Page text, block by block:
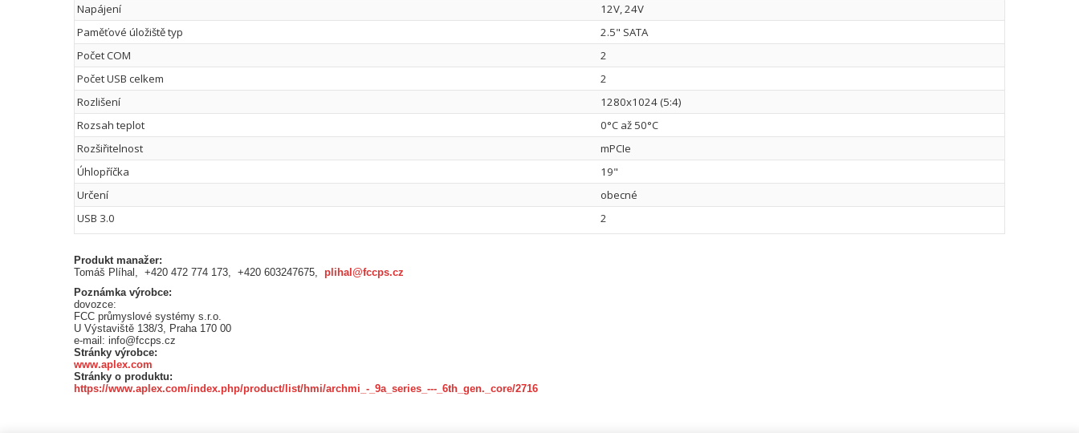
Napájení
12V, 24V
Paměťové úložiště typ
2.5" SATA
Počet COM
2
Počet USB celkem
2
Rozlišení
1280x1024 (5:4)
Rozsah teplot
0°C až 50°C
Rozšiřitelnost
mPCIe
Úhlopříčka
19"
Určení
obecné
USB 3.0
2
Produkt manažer:
Tomáš Plíhal, +420 472 774 173, +420 603247675, plihal@fccps.cz
Poznámka výrobce:
dovozce:
FCC průmyslové systémy s.r.o.
U Výstaviště 138/3, Praha 170 00
e-mail: info@fccps.cz
Stránky výrobce:
www.aplex.com
Stránky o produktu:
https://www.aplex.com/index.php/product/list/hmi/archmi_-_9a_series_---_6th_gen._core/2716